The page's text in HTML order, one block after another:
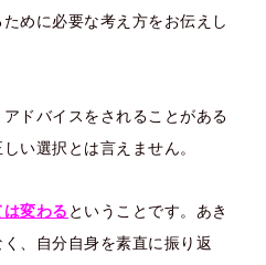
めに必要な考え方をお伝えし
ドバイスをされることがある
い選択とは言えません。
変わる ということです。あき
、自分自身を素直に振り返